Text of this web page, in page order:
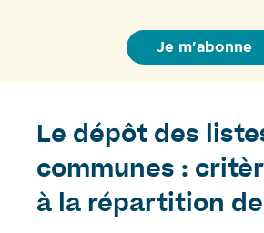
Le dépôt des
communes :
à la répartition